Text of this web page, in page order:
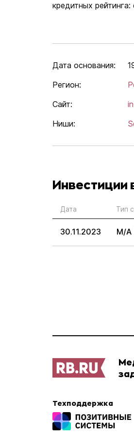
кредитных
Дата основания:
Регион:
Сайт:
Ниши:
Инвестиции
Дата Тип
30.11.2023 M/A
Техподдержка